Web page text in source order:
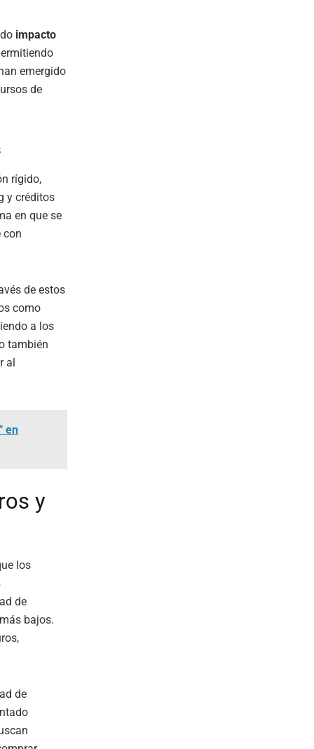
impacto
emergido
de
rígido,
y créditos
en que se
con
de estos
como
a los
también
al
en
y
los
de
bajos.
de